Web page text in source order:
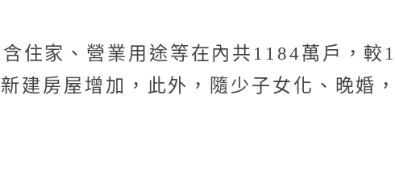
住家、營業用途等在內共1184萬戶，
建房屋增加，此外，隨少子女化、晚婚